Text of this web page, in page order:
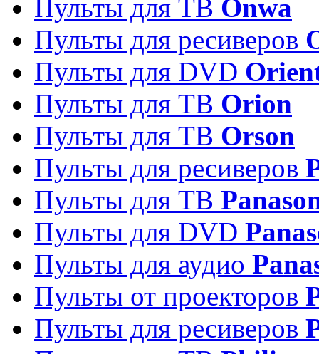
Пульты для ТВ Onwa
Пульты для ресиверов
Пульты для DVD
Пульты для ТВ Orion
Пульты для ТВ Orson
Пульты для ресиверов
Пульты для ТВ
Пульты для DVD
Пульты для аудио
Пульты от проекторов
Пульты для ресиверов